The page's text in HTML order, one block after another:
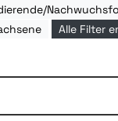
Alle Filter